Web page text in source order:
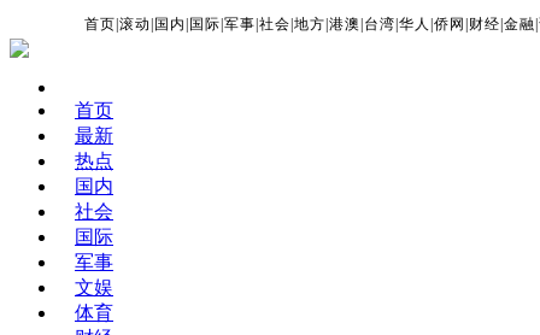
首页 |滚动 国内 国际 |军事 |社会 |地方 |港澳 台湾 |华人 |侨网 财经 |金融 |
首页
最新
热点
国内
社会
国际
军事
文娱
体育